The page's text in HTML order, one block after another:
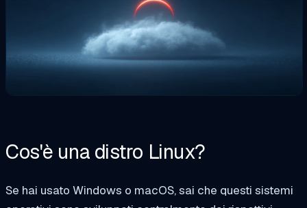
Cos'è una distro Linux?
Se hai usato Windows o macOS, sai che questi sistemi